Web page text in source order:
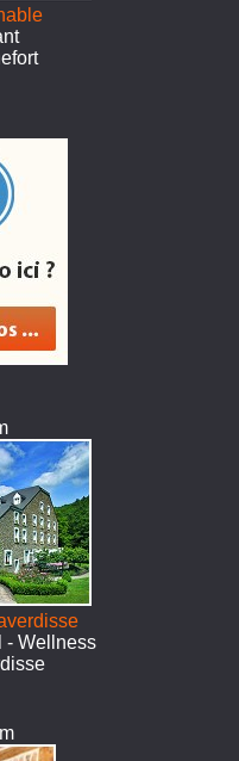
- Wellness